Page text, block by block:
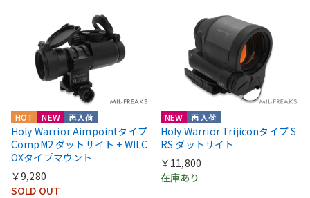
HOT NEW 再入荷
Holy Warrior Aimpointタイプ
CompM2 ダットサイト + WILC
OXタイプマウント
￥9,280
SOLD OUT
NEW 再入荷
Holy Warrior Trijiconタイプ S
RS ダットサイト
￥11,800
在庫あり